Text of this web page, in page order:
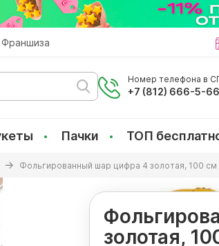
Франшиза
Номер телефона в
+7 (812) 666-5-
Пачки ТОП
Фольгированный шар цифра 4 золотая, 100 см
золотая,